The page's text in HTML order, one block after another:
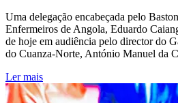
Uma delegação encabeçada pelo
Enfermeiros de Angola, Eduardo
de hoje em audiência pelo director do
do Cuanza-Norte, António Manuel da
Ler mais